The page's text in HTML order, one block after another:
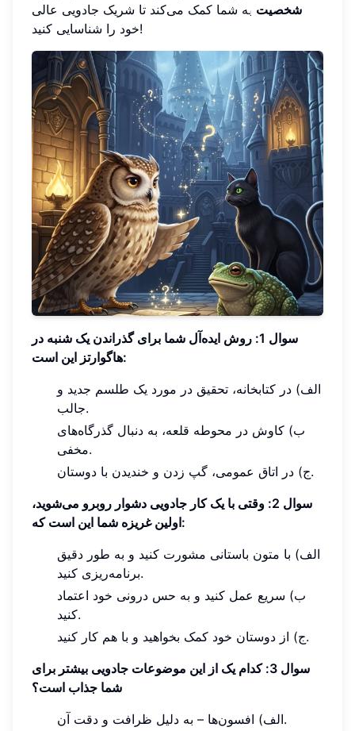
شخصیت به شما کمک می‌کند تا شریک جادویی عالی
خود را شناسایی کنید!
سوال 1: روش ایده‌آل شما برای گذراندن یک شنبه در
هاگوارتز این است:
الف) در کتابخانه، تحقیق در مورد یک طلسم جدید و
جالب.
ب) کاوش در محوطه قلعه، به دنبال گذرگاه‌های
مخفی.
ج) در اتاق عمومی، گپ زدن و خندیدن با دوستان.
سوال 2: وقتی با یک کار جادویی دشوار روبرو می‌شوید،
اولین غریزه شما این است که:
الف) با متون باستانی مشورت کنید و به طور دقیق
برنامه‌ریزی کنید.
ب) سریع عمل کنید و به حس درونی خود اعتماد
کنید.
ج) از دوستان خود کمک بخواهید و با هم کار کنید.
سوال 3: کدام یک از این موضوعات جادویی بیشتر برای
شما جذاب است؟
الف) افسون‌ها – به دلیل ظرافت و دقت آن.